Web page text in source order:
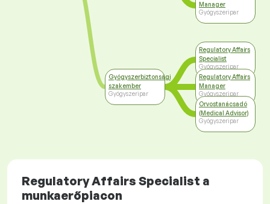
Gyógyszerbiztonsági
szakember
Gyógyszeripar
Manager
Gyógyszeripar
Regulatory Affairs
Specialist
Gyógyszeripar
Regulatory Affairs
Manager
Gyógyszeripar
Orvostanácsadó
(Medical Advisor)
Gyógyszeripar
Regulatory Affairs Specialist a
munkaerőpiacon